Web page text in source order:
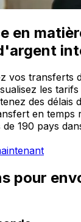
en
vos transferts
les
des délais
en temps
190 pays
pour